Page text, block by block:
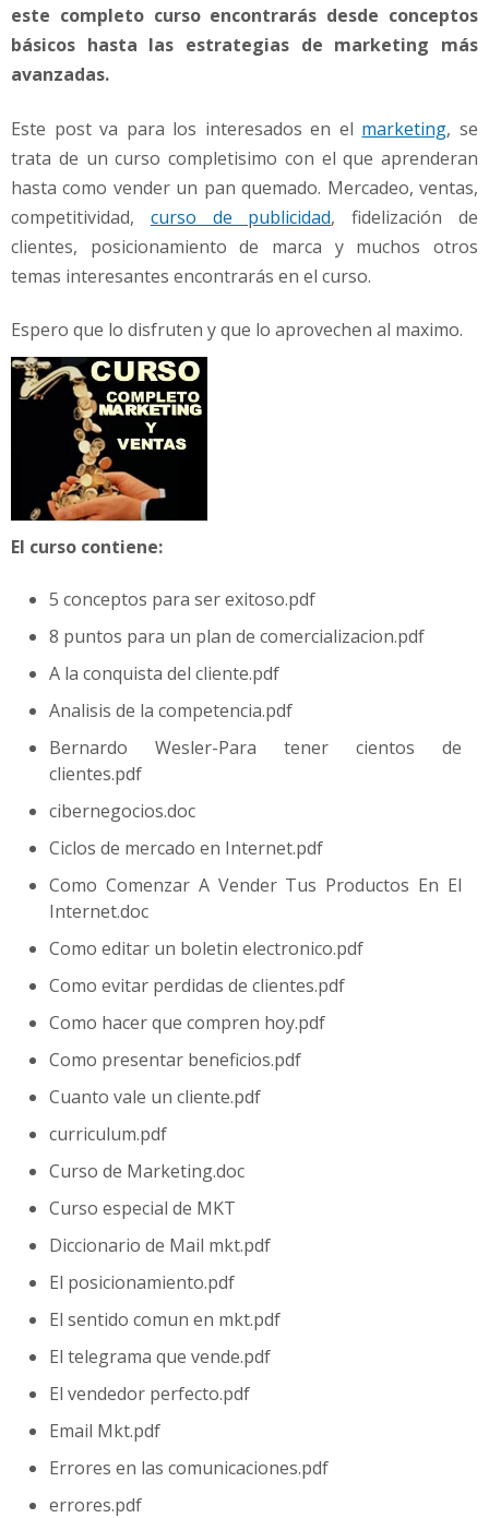
este completo curso encontrarás desde conceptos
básicos hasta las estrategias de marketing más
avanzadas.
Este post va para los interesados en el marketing, se
trata de un curso completisimo con el que aprenderan
hasta como vender un pan quemado. Mercadeo, ventas,
competitividad, curso de publicidad, fidelización de
clientes, posicionamiento de marca y muchos otros
temas interesantes encontrarás en el curso.
Espero que lo disfruten y que lo aprovechen al maximo.
El curso contiene:
5 conceptos para ser exitoso.pdf
8 puntos para un plan de comercializacion.pdf
A la conquista del cliente.pdf
Analisis de la competencia.pdf
Bernardo Wesler-Para tener cientos de
clientes.pdf
cibernegocios.doc
Ciclos de mercado en Internet.pdf
Como Comenzar A Vender Tus Productos En El
Internet.doc
Como editar un boletin electronico.pdf
Como evitar perdidas de clientes.pdf
Como hacer que compren hoy.pdf
Como presentar beneficios.pdf
Cuanto vale un cliente.pdf
curriculum.pdf
Curso de Marketing.doc
Curso especial de MKT
Diccionario de Mail mkt.pdf
El posicionamiento.pdf
El sentido comun en mkt.pdf
El telegrama que vende.pdf
El vendedor perfecto.pdf
Email Mkt.pdf
Errores en las comunicaciones.pdf
errores.pdf